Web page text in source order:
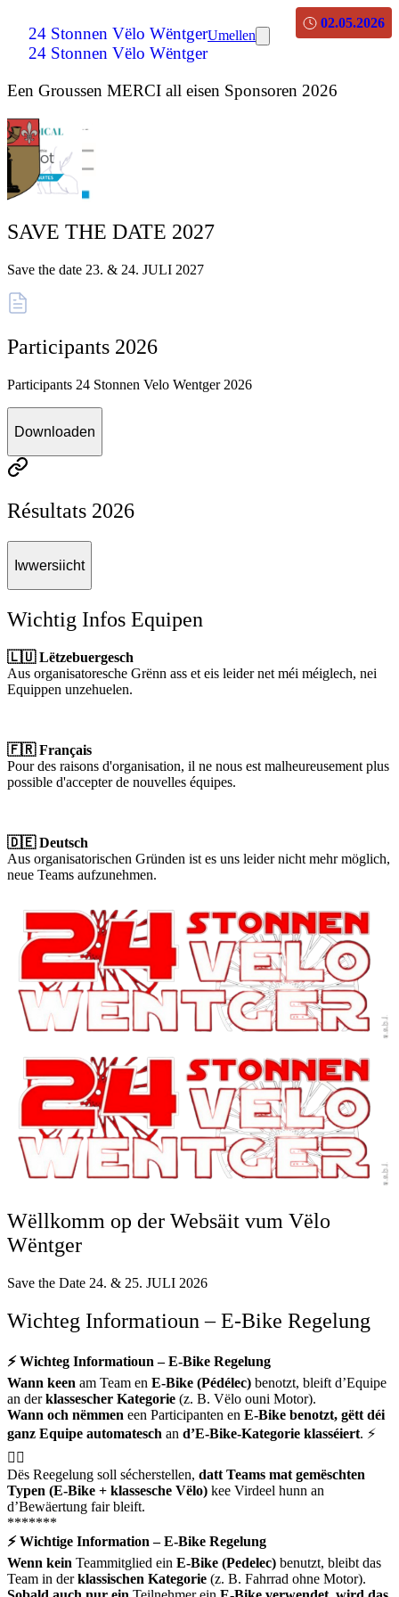
24 Stonnen Vëlo Wëntger
24 Stonnen Vëlo Wëntger
Umellen
Een Groussen MERCI all eisen Sponsoren 2026
SAVE THE DATE 2027
Save the date 23. & 24. JULI 2027
Participants 2026
Participants 24 Stonnen Velo Wentger 2026
Downloaden
Résultats 2026
Iwwersiicht
Wichtig Infos Equipen
🇱🇺 Lëtzebuergesch
Aus organisatoresche Grënn ass et eis leider net méi méiglech, nei
Equippen unzehuelen.
🇫🇷 Français
Pour des raisons d'organisation, il ne nous est malheureusement plus
possible d'accepter de nouvelles équipes.
🇩🇪 Deutsch
Aus organisatorischen Gründen ist es uns leider nicht mehr möglich,
neue Teams aufzunehmen.
Wëllkomm op der Websäit vum Vëlo
Wëntger
Save the Date 24. & 25. JULI 2026
Wichteg Informatioun – E-Bike Regelung
⚡Wichteg Informatioun – E-Bike Regelung
Wann keen am Team en E-Bike (Pédélec) benotzt, bleift d’Equipe
an derklassescher Kategorie (z. B. Vëlo ouni Motor).
Wann och nëmmen een Participanten en E-Bike benotzt, gëtt déi
ganz Equipe automatesch an d’E-Bike-Kategorie klasséiert. ⚡
🚴‍♀️
Dës Reegelung soll sécherstellen, datt Teams mat gemëschten
Typen (E-Bike + klassesche Vëlo) kee Virdeel hunn an
d’Bewäertung fair bleift.
*******
⚡Wichtige Information – E-Bike Regelung
Wenn kein Teammitglied ein E-Bike (Pedelec) benutzt, bleibt das
Team in derklassischen Kategorie (z. B. Fahrrad ohne Motor).
02.05.2026